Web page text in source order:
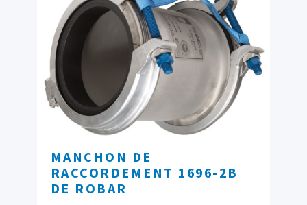
MANCHON DE
RACCORDEMENT 1696-2B
DE ROBAR